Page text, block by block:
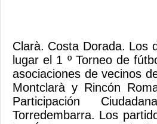
Clarà. Costa Dorada. Los
lugar el 1 º Torneo de
asociaciones de vecinos
Montclarà y Rincón
Participación
Torredembarra. Los